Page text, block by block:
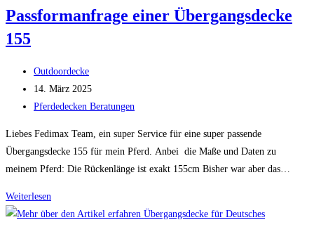
Passformanfrage einer Übergangsdecke
155
Beitrags-
Autor:
Outdoordecke
Beitrag
veröffentlicht:
14. März 2025
Beitrags-
Pferdedecken Beratungen
Liebes Fedimax Team, ein super Service für eine super passende
Übergangsdecke 155 für mein Pferd. Anbei die Maße und Daten zu
meinem Pferd: Die Rückenlänge ist exakt 155cm Bisher war aber das…
Weiterlesen
einer